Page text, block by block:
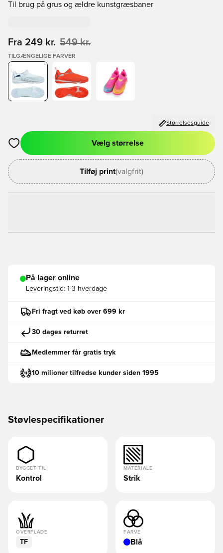
Til brug på grus og ældre kunstgræsbaner
Fra 249 kr. 549 kr.
TILGÆNGELIGE FARVER
Størrelsesguide
Åbner en Modal til at logge ind eller tilmelde dig som medlem
Vælg størrelse
Tilføj print(valgfrit)
På lager online
Leveringstid: 1-3 hverdage
Fri fragt ved køb over 699 kr
30 dages returret
Medlemmer får gratis tryk
10 milioner tilfredse kunder siden 1995
Støvlespecifikationer
BYGGET TIL
Kontrol
MATERIALE
Strik
OVERFLADE
TF
FARVE
Blå